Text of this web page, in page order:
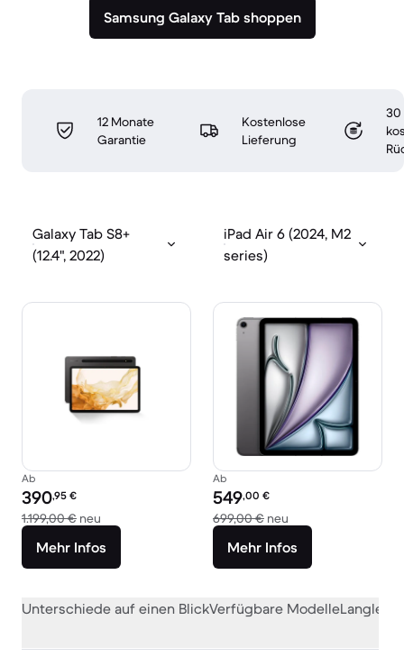
Samsung Galaxy Tab shoppen
12 Monate
Garantie
Kostenlose
Lieferung
30
Galaxy Tab S8+
(12.4", 2022)
iPad Air 6 (2024, M2
series)
Ab
Preis des erneuerten Produkts:
390,95 €
1.199,00 € neu Im Vergleich zum Neupreis von 1.199,00 €
Mehr Infos
Ab
Preis des erneuerten Produkts:
549,00 €
699,00 € neu
Mehr Infos
Unterschiede auf einen BlickVerfügbare Modelle